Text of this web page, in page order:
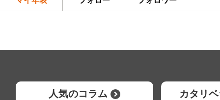
人気のコラム カタリ